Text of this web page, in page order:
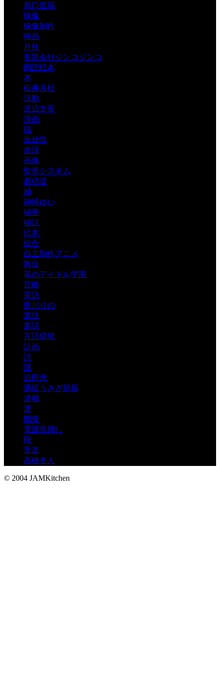
早口道場
映像
映像制作
映画
月杜
有限会社ジンコジンコ
朗読絵本
本
松井月杜
活動
渡辺文香
漫画
猫
生放送
生活
画像
監視システム
着信音
神
神崎ゆい
秘密
秘話
絵本
総合
自主制作アニメ
舞台
花のアイドル学園
芸能
英語
藍川りの
裏技
裏話
言語環境
計画
詩
謎
迫田元
通販うさぎ部長
連載
運
開発
電源長押し
靴
音楽
高橋名人
© 2004 JAMKitchen